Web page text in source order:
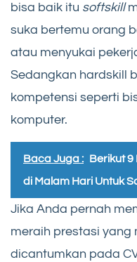
bisa baik itu softskill
suka bertemu orang
atau menyukai
Sedangkan hardskill
kompetensi seperti
komputer.
Baca Juga : Berikut
di Malam Hari Untuk
Jika Anda pernah
meraih prestasi
dicantumkan pada